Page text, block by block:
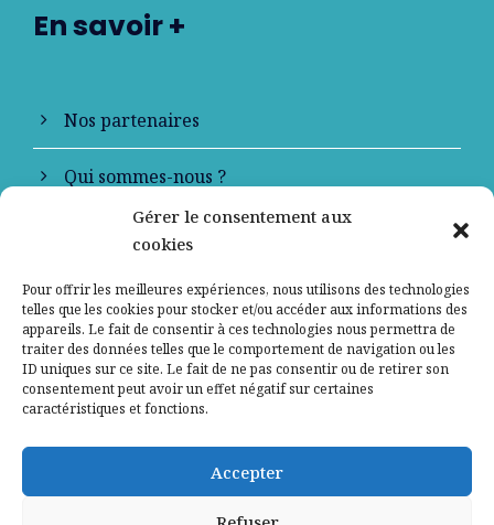
Gérer le consentement aux
cookies
Pour offrir les meilleures expériences, nous utilisons des technologies
telles que les cookies pour stocker et/ou accéder aux informations des
appareils. Le fait de consentir à ces technologies nous permettra de
traiter des données telles que le comportement de navigation ou les
ID uniques sur ce site. Le fait de ne pas consentir ou de retirer son
consentement peut avoir un effet négatif sur certaines
caractéristiques et fonctions.
Accepter
En savoir +
Nos partenaires
Qui sommes-nous ?
Contactez-nous
Mentions légales
Politique de confidentialité